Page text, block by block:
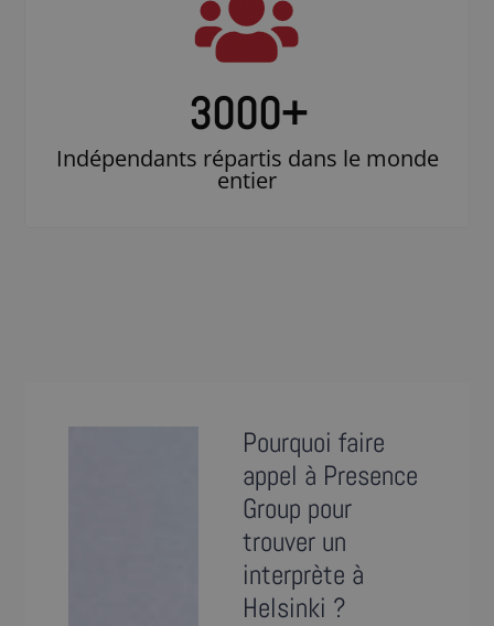
3000+
Indépendants répartis dans le monde
entier
Pourquoi faire
appel à Presence
Group pour
trouver un
interprète à
Helsinki ?